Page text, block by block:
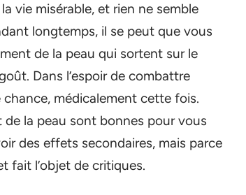
vie misérable, et rien ne semble
longtemps, il se peut que vous
de la peau qui sortent sur le
Dans l’espoir de combattre
médicalement cette fois.
la peau sont bonnes pour vous
des effets secondaires, mais parce
fait l’objet de critiques.